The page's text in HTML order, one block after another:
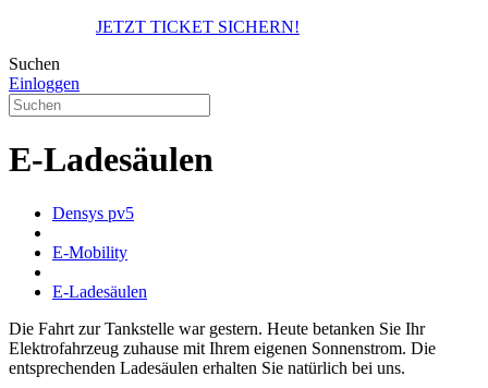
JETZT TICKET SICHERN!
Suchen
Einloggen
E-Ladesäulen
Densys pv5
E-Mobility
E-Ladesäulen
Die Fahrt zur Tankstelle war gestern. Heute betanken Sie Ihr
Elektrofahrzeug zuhause mit Ihrem eigenen Sonnenstrom. Die
entsprechenden Ladesäulen erhalten Sie natürlich bei uns.